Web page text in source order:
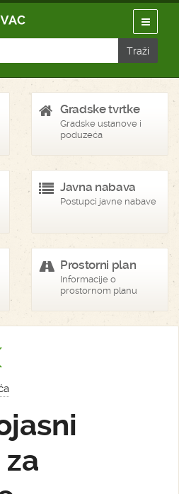
Gradske tvrtke
Gradske ustanove i
poduzeća
Javna nabava
Postupci javne nabave
Prostorni plan
Informacije o
prostornom planu